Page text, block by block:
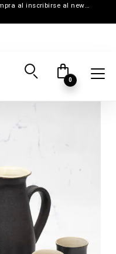
15% de descuento en la primera compra al inscribirse al newsletter
0